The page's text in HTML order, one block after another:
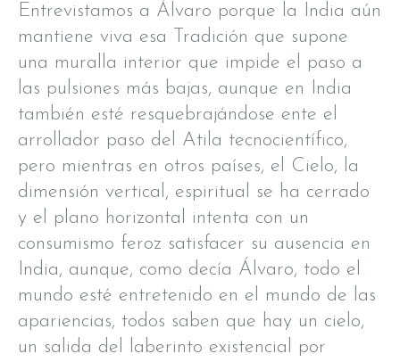
Entrevistamos a Álvaro porque la India aún
mantiene viva esa Tradición que supone
una muralla interior que impide el paso a
las pulsiones más bajas, aunque en India
también esté resquebrajándose ente el
arrollador paso del Atila tecnocientífico,
pero mientras en otros países, el Cielo, la
dimensión vertical, espiritual se ha cerrado
y el plano horizontal intenta con un
consumismo feroz satisfacer su ausencia en
India, aunque, como decía Álvaro, todo el
mundo esté entretenido en el mundo de las
apariencias, todos saben que hay un cielo,
un salida del laberinto existencial por